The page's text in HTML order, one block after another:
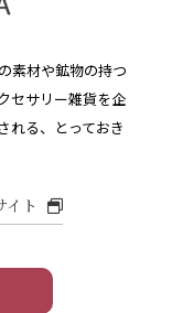
素材や鉱物の持つ
セサリー雑貨を企
れる、とっておき
ト